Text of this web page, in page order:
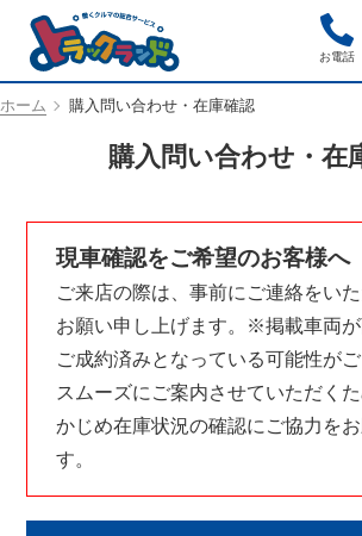
お電話
ホーム 購入問い合わせ・在庫確認
購入問い合わせ・在
現車確認をご希望のお客様へ
ご来店の際は、事前にご連絡をい
お願い申し上げます。※掲載車両
ご成約済みとなっている可能性がご
スムーズにご案内させていただく
かじめ在庫状況の確認にご協力を
す。